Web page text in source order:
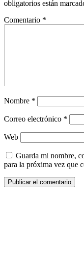
obligatorios están
Comentario *
Nombre *
Correo electrónico *
Web
Guarda mi nombre,
para la próxima vez que